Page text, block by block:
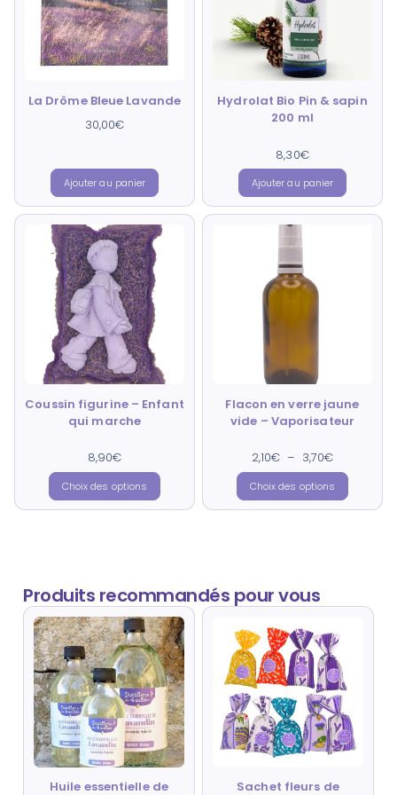
La Drôme Bleue Lavande
30,00€
Ajouter au panier
Hydrolat Bio Pin & sapin
200 ml
Note
5.00
8,30€
Ajouter au panier
Coussin figurine – Enfant
qui marche
Note
5.00
8,90€
Choix des options
Flacon en verre jaune
vide – Vaporisateur
2,10€ – 3,70€
Choix des options
Produits recommandés pour vous
Huile essentielle de
Sachet fleurs de